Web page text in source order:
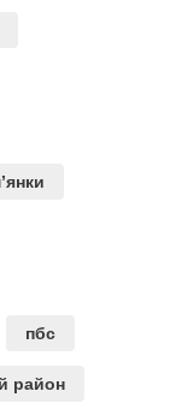
пбс
район